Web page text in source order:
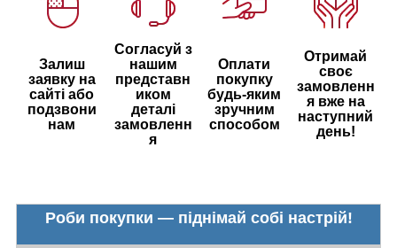
Залиш
заявку на
сайті або
подзвони
нам
Согласуй з
нашим
представн
иком
деталі
замовленн
я
Оплати
покупку
будь-яким
зручним
способом
Отримай
своє
замовленн
я вже на
наступний
день!
Роби покупки — піднімай собі настрій!